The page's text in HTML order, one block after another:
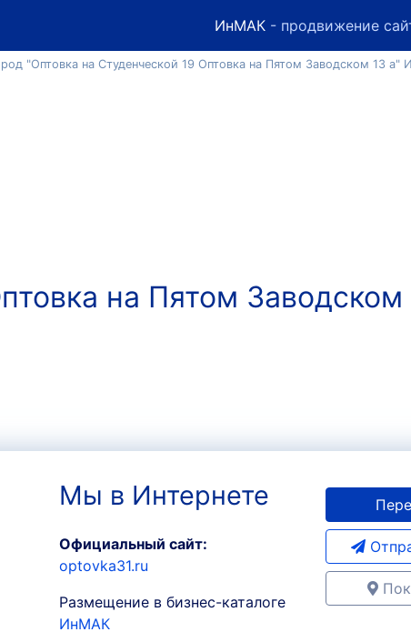
ИнМАК - продвижение
"Оптовка на Студенческой 19 Оптовка на Пятом Заводском 13
на Пятом
Мы в Интернете
Официальный сайт:
optovka31.ru
Размещение в бизнес-каталоге
ИнМАК